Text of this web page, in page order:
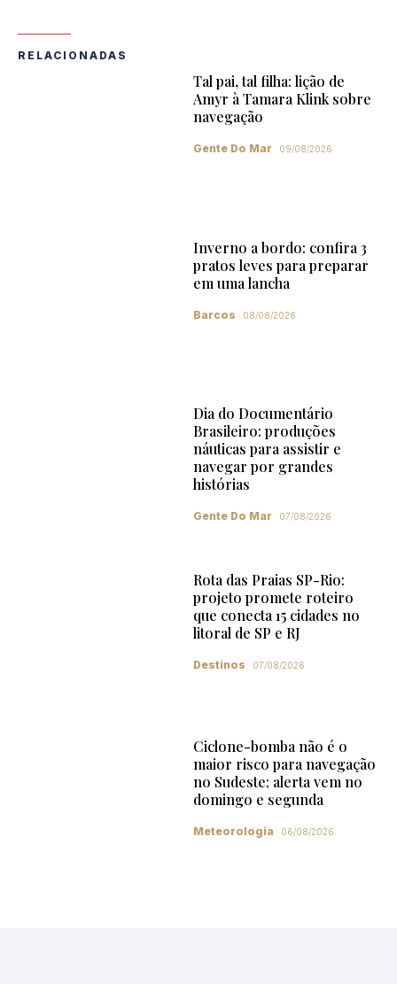
RELACIONADAS
Tal pai, tal filha: lição de
Amyr à Tamara Klink sobre
navegação
Gente Do Mar 09/08/2026
Inverno a bordo: confira 3
pratos leves para preparar
em uma lancha
Barcos 08/08/2026
Dia do Documentário
Brasileiro: produções
náuticas para assistir e
navegar por grandes
histórias
Gente Do Mar 07/08/2026
Rota das Praias SP-Rio:
projeto promete roteiro
que conecta 15 cidades no
litoral de SP e RJ
Destinos 07/08/2026
Ciclone-bomba não é o
maior risco para navegação
no Sudeste; alerta vem no
domingo e segunda
Meteorologia 06/08/2026